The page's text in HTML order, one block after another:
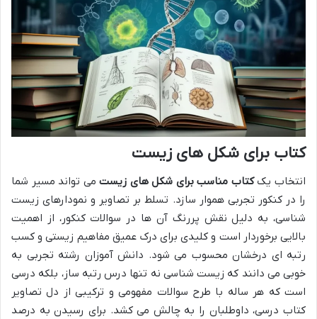
کتاب برای شکل های زیست
انتخاب یککتاب مناسب برای شکل های زیستمی تواند مسیر شما
را در کنکور تجربی هموار سازد. تسلط بر تصاویر و نمودارهای زیست
شناسی، به دلیل نقش پررنگ آن ها در سوالات کنکور، از اهمیت
بالایی برخوردار است و کلیدی برای درک عمیق مفاهیم زیستی و کسب
رتبه ای درخشان محسوب می شود. دانش آموزان رشته تجربی به
خوبی می دانند که زیست شناسی نه تنها درس رتبه ساز، بلکه درسی
است که هر ساله با طرح سوالات مفهومی و ترکیبی از دل تصاویر
کتاب درسی، داوطلبان را به چالش می کشد. برای رسیدن به درصد